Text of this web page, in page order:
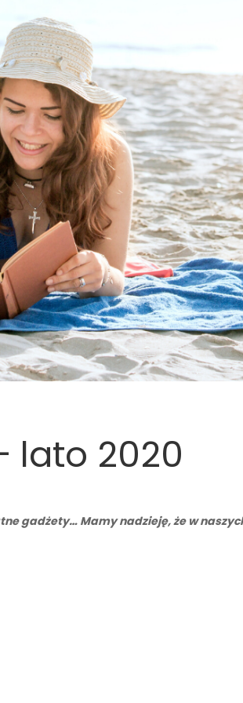
lato 2020
gadżety… Mamy nadzieję, że w